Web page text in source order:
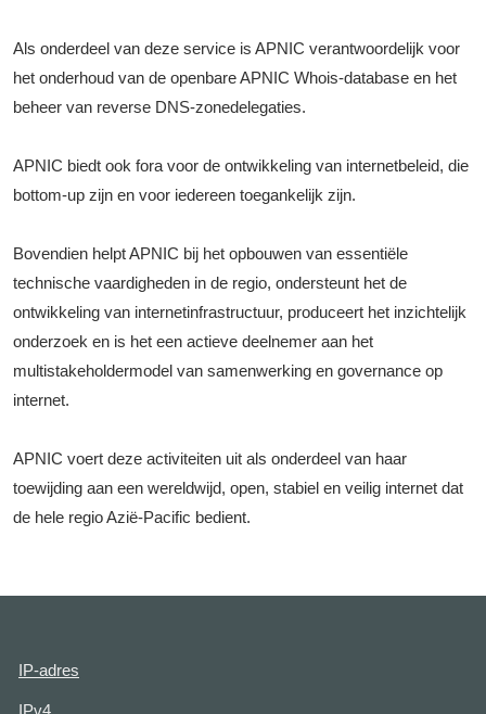
Als onderdeel van deze service is APNIC verantwoordelijk voor
het onderhoud van de openbare APNIC Whois-database en het
beheer van reverse DNS-zonedelegaties.
APNIC biedt ook fora voor de ontwikkeling van internetbeleid, die
bottom-up zijn en voor iedereen toegankelijk zijn.
Bovendien helpt APNIC bij het opbouwen van essentiële
technische vaardigheden in de regio, ondersteunt het de
ontwikkeling van internetinfrastructuur, produceert het inzichtelijk
onderzoek en is het een actieve deelnemer aan het
multistakeholdermodel van samenwerking en governance op
internet.
APNIC voert deze activiteiten uit als onderdeel van haar
toewijding aan een wereldwijd, open, stabiel en veilig internet dat
de hele regio Azië-Pacific bedient.
IP-adres
IPv4